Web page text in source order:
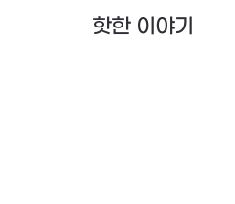
핫한 이야기